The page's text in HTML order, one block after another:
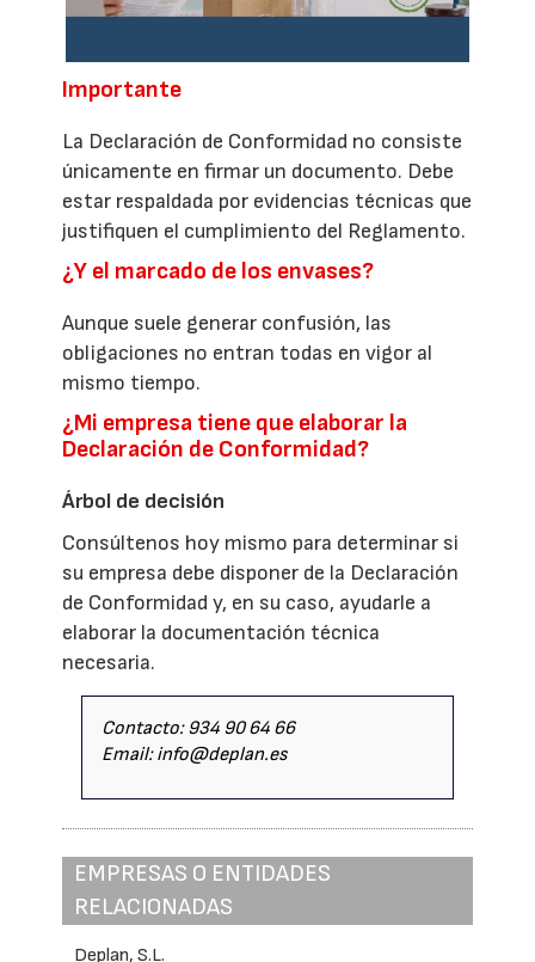
Importante
La Declaración de Conformidad no consiste
únicamente en firmar un documento. Debe
estar respaldada por evidencias técnicas que
justifiquen el cumplimiento del Reglamento.
¿Y el marcado de los envases?
Aunque suele generar confusión, las
obligaciones no entran todas en vigor al
mismo tiempo.
¿Mi empresa tiene que elaborar la
Declaración de Conformidad?
Árbol de decisión
Consúltenos hoy mismo para determinar si
su empresa debe disponer de la Declaración
de Conformidad y, en su caso, ayudarle a
elaborar la documentación técnica
necesaria.
Contacto: 934 90 64 66
Email: info@deplan.es
EMPRESAS O ENTIDADES
RELACIONADAS
Deplan, S.L.